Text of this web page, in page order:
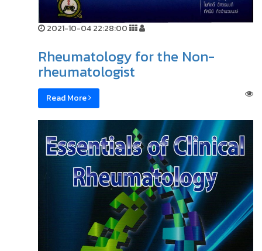
2021-10-04 22:28:00
Rheumatology for the Non-
rheumatologist
Read More